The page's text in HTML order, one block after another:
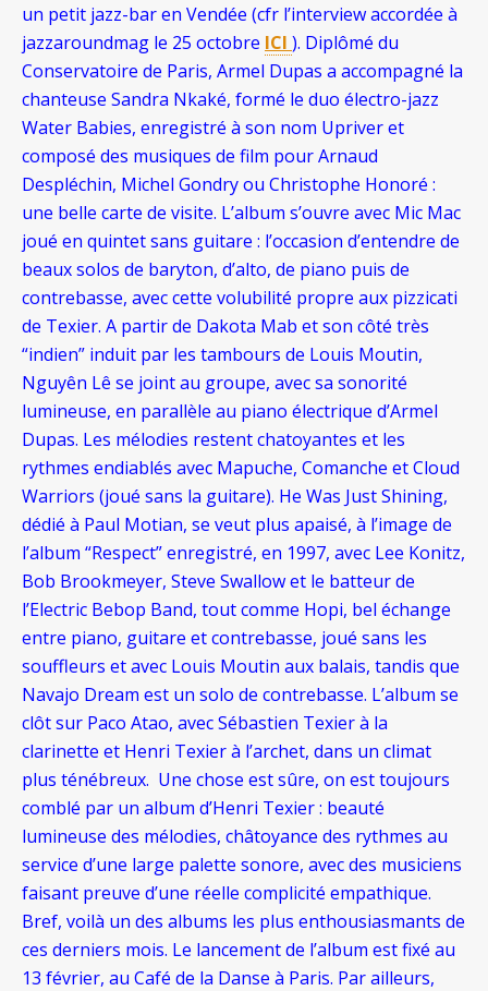
un petit jazz-bar en Vendée (cfr l’interview accordée à
jazzaroundmag le 25 octobre ICI ). Diplômé du
Conservatoire de Paris, Armel Dupas a accompagné la
chanteuse Sandra Nkaké, formé le duo électro-jazz
Water Babies, enregistré à son nom Upriver et
composé des musiques de film pour Arnaud
Despléchin, Michel Gondry ou Christophe Honoré :
une belle carte de visite. L’album s’ouvre avec Mic Mac
joué en quintet sans guitare : l’occasion d’entendre de
beaux solos de baryton, d’alto, de piano puis de
contrebasse, avec cette volubilité propre aux pizzicati
de Texier. A partir de Dakota Mab et son côté très
“indien” induit par les tambours de Louis Moutin,
Nguyên Lê se joint au groupe, avec sa sonorité
lumineuse, en parallèle au piano électrique d’Armel
Dupas. Les mélodies restent chatoyantes et les
rythmes endiablés avec Mapuche, Comanche et Cloud
Warriors (joué sans la guitare). He Was Just Shining,
dédié à Paul Motian, se veut plus apaisé, à l’image de
l’album “Respect” enregistré, en 1997, avec Lee Konitz,
Bob Brookmeyer, Steve Swallow et le batteur de
l’Electric Bebop Band, tout comme Hopi, bel échange
entre piano, guitare et contrebasse, joué sans les
souffleurs et avec Louis Moutin aux balais, tandis que
Navajo Dream est un solo de contrebasse. L’album se
clôt sur Paco Atao, avec Sébastien Texier à la
clarinette et Henri Texier à l’archet, dans un climat
plus ténébreux. Une chose est sûre, on est toujours
comblé par un album d’Henri Texier : beauté
lumineuse des mélodies, châtoyance des rythmes au
service d’une large palette sonore, avec des musiciens
faisant preuve d’une réelle complicité empathique.
Bref, voilà un des albums les plus enthousiasmants de
ces derniers mois. Le lancement de l’album est fixé au
13 février, au Café de la Danse à Paris. Par ailleurs,